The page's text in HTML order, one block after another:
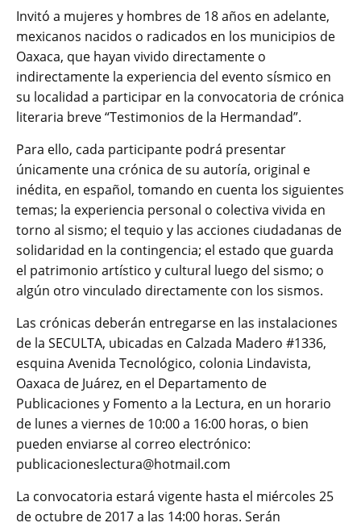
Invitó a mujeres y hombres de 18 años en adelante,
mexicanos nacidos o radicados en los municipios de
Oaxaca, que hayan vivido directamente o
indirectamente la experiencia del evento sísmico en
su localidad a participar en la convocatoria de crónica
literaria breve “Testimonios de la Hermandad”.
Para ello, cada participante podrá presentar
únicamente una crónica de su autoría, original e
inédita, en español, tomando en cuenta los siguientes
temas; la experiencia personal o colectiva vivida en
torno al sismo; el tequio y las acciones ciudadanas de
solidaridad en la contingencia; el estado que guarda
el patrimonio artístico y cultural luego del sismo; o
algún otro vinculado directamente con los sismos.
Las crónicas deberán entregarse en las instalaciones
de la SECULTA, ubicadas en Calzada Madero #1336,
esquina Avenida Tecnológico, colonia Lindavista,
Oaxaca de Juárez, en el Departamento de
Publicaciones y Fomento a la Lectura, en un horario
de lunes a viernes de 10:00 a 16:00 horas, o bien
pueden enviarse al correo electrónico:
publicacioneslectura@hotmail.com
La convocatoria estará vigente hasta el miércoles 25
de octubre de 2017 a las 14:00 horas. Serán